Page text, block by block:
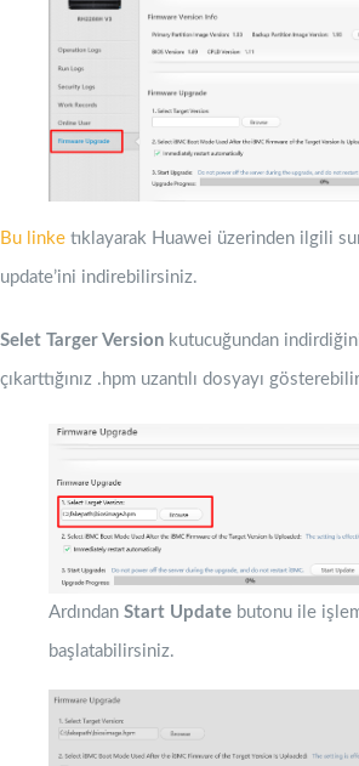
Bu linke tıklayarak Huawei üzerinden ilgili
update’ini indirebilirsiniz.
Selet Targer Version kutucuğundan
çıkarttığınız .hpm uzantılı dosyayı
Ardından Start Update butonu ile
başlatabilirsiniz.